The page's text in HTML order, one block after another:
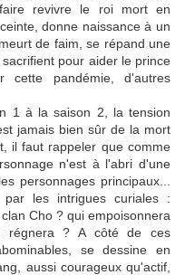
revivre le roi mort en
donne naissance à un
de faim, se répand une
pour aider le prince
pandémie, d'autres
1 à la saison 2, la tension
jamais bien sûr de la mort
il faut rappeler que comme
n'est à l'abri d'une
personnages principaux...
les intrigues curiales :
Cho ? qui empoisonnera
? A côté de ces
se dessine en
aussi courageux qu'actif,